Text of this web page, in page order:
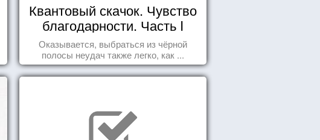
Квантовый скачок. Чувство
благодарности. Часть I
Оказывается, выбраться из чёрной
полосы неудач также легко, как ...